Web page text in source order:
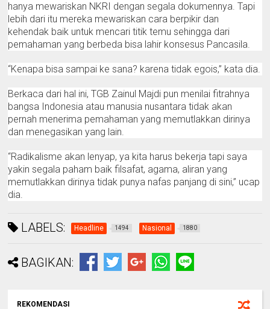
hanya mewariskan NKRI dengan segala dokumennya. Tapi
lebih dari itu mereka mewariskan cara berpikir dan
kehendak baik untuk mencari titik temu sehingga dari
pemahaman yang berbeda bisa lahir konsesus Pancasila.
“Kenapa bisa sampai ke sana? karena tidak egois,” kata dia.
Berkaca dari hal ini, TGB Zainul Majdi pun menilai fitrahnya
bangsa Indonesia atau manusia nusantara tidak akan
pernah menerima pemahaman yang memutlakkan dirinya
dan menegasikan yang lain.
“Radikalisme akan lenyap, ya kita harus bekerja tapi saya
yakin segala paham baik filsafat, agama, aliran yang
memutlakkan dirinya tidak punya nafas panjang di sini,” ucap
dia.
LABELS: Headline 1494 Nasional 1880
BAGIKAN:
REKOMENDASI